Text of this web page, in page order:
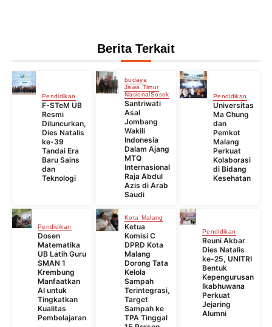
Berita Terkait
Pendidikan
F-STeM UB
Resmi
Diluncurkan,
Dies Natalis
ke-39
Tandai Era
Baru Sains
dan
Teknologi
budaya
Jawa Timur
NasionalSosok
Santriwati
Asal
Jombang
Wakili
Indonesia
Dalam Ajang
MTQ
Internasional
Raja Abdul
Azis di Arab
Saudi
Pendidikan
Universitas
Ma Chung
dan
Pemkot
Malang
Perkuat
Kolaborasi
di Bidang
Kesehatan
Pendidikan
Dosen
Matematika
UB Latih Guru
SMAN 1
Krembung
Manfaatkan
AI untuk
Tingkatkan
Kualitas
Pembelajaran
Kota Malang
Ketua
Komisi C
DPRD Kota
Malang
Dorong Tata
Kelola
Sampah
Terintegrasi,
Target
Sampah ke
TPA Tinggal
Pendidikan
Reuni Akbar
Dies Natalis
ke-25, UNITRI
Bentuk
Kepengurusan
Ikabhuwana
Perkuat
Jejaring
Alumni